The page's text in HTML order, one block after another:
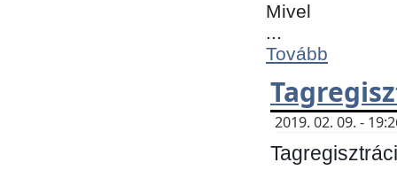
Mivel
...
Tovább
2019. 02. 09. -